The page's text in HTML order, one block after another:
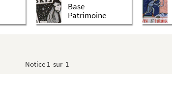
Base
Patrimoine
Notice 1 sur 1